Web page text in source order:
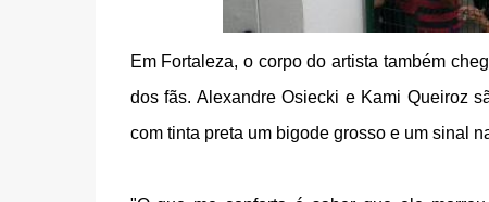
Em Fortaleza, o corpo do artista também
dos fãs. Alexandre Osiecki e Kami Queiroz
com tinta preta um bigode grosso e um sinal